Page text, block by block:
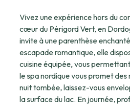
Vivez une expérience hors du
cœur du Périgord Vert, en
invite à une parenthèse enchantée,
escapade romantique, elle
cuisine équipée, vous
le spa nordique vous promet
nuit tombée, laissez-vous
la surface du lac. En journée, profitez des activités proposées sur le domaine : balade en barque sur l’étang,